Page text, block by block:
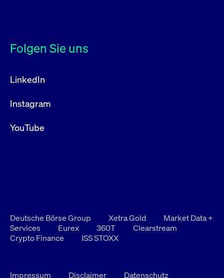
Folgen Sie uns
LinkedIn
Instagram
YouTube
Deutsche Börse Group Xetra Gold
Market Data +
Services
Eurex 360T
Clearstream
Crypto Finance
ISS STOXX
Impressum Disclaimer Datenschutz